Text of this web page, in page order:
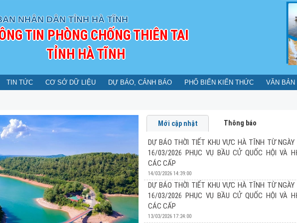
NHÂN DÂN TỈNH HÀ TĨNH
TIN PHÒNG CHỐNG THIÊN TAI
TỈNH HÀ TĨNH
TIN TỨC CƠ SỞ DỮ LIỆU DỰ BÁO, CẢNH BÁO PHỔ BIẾN KIẾN THỨC VĂN BẢN
DỰ BÁO THỜI TIẾT KHU VỰC HÀ TĨNH
PHỤC VỤ BẦU CỬ QUỐC HỘI VÀ HĐND CÁC
Mới cập nhật Thông báo
DỰ BÁO THỜI TIẾT KHU VỰC HÀ TĨNH TỪ NGÀY
16/03/2026 PHỤC VỤ BẦU CỬ QUỐC HỘI VÀ
CÁC CẤP
14/03/2026 14:39:00
DỰ BÁO THỜI TIẾT KHU VỰC HÀ TĨNH TỪ NGÀY
16/03/2026 PHỤC VỤ BẦU CỬ QUỐC HỘI VÀ
CÁC CẤP
13/03/2026 17:24:00